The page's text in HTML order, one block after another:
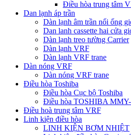
Điều hòa trung tâm
Dan lạnh áp trần
Dàn lạnh âm trần nối ống
Dan lanh cassette hai cửa
Dàn lạnh treo tường Carrier
Dàn lạnh VRF
Dàn lạnh VRF trane
Dàn nóng VRF
Dàn nóng VRF trane
Điều hòa Toshiba
Điều hòa Cục bộ Toshiba
Điều hòa TOSHIBA
Điều hoà trung tâm VRF
Linh kiện điều hòa
LINH KIỆN BƠM NHIỆT